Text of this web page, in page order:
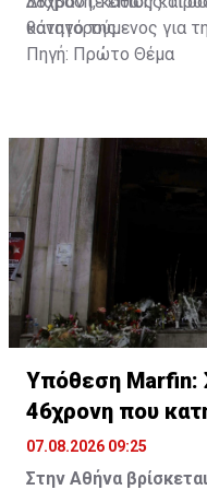
θάνατό της.
κατηγορούμενος για
Πηγή: Πρώτο Θέμα
Υπόθεση Marfin:
46χρονη που
επίθεση
07.08.2026 09:25
Στην Αθήνα